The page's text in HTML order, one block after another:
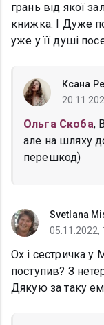
грань від якої
книжка. І Дуже
уже у її душі
Ксана
Ольга Скоба,
але на шляху
перешкод)
Svetlana
05.11.2022,
Ох і сестричка у
поступив? З
Дякую за таку